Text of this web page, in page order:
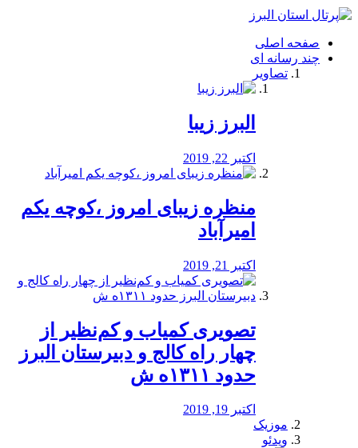
فصد
شرق
تهران
خشکشویی
صفحه اصلی
چند رسانه ای
تصاویر
البرز زیبا
اکتبر 22, 2019
منظره‌‌ زیبای امروز ،کوچه یکم
امیرآباد
اکتبر 21, 2019
️تصویری کمیاب و کم‌نظیر از
چهار راه كالج و دبيرستان البرز
حدود ۱۳۱۱ه ش
اکتبر 19, 2019
موزیک
ویدئو